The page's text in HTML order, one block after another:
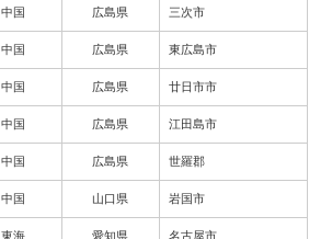
中国 広島県 三次市
中国 広島県 東広島市
中国 広島県 廿日市市
中国 広島県 江田島市
中国 広島県 世羅郡
中国 山口県 岩国市
東海 愛知県 名古屋市